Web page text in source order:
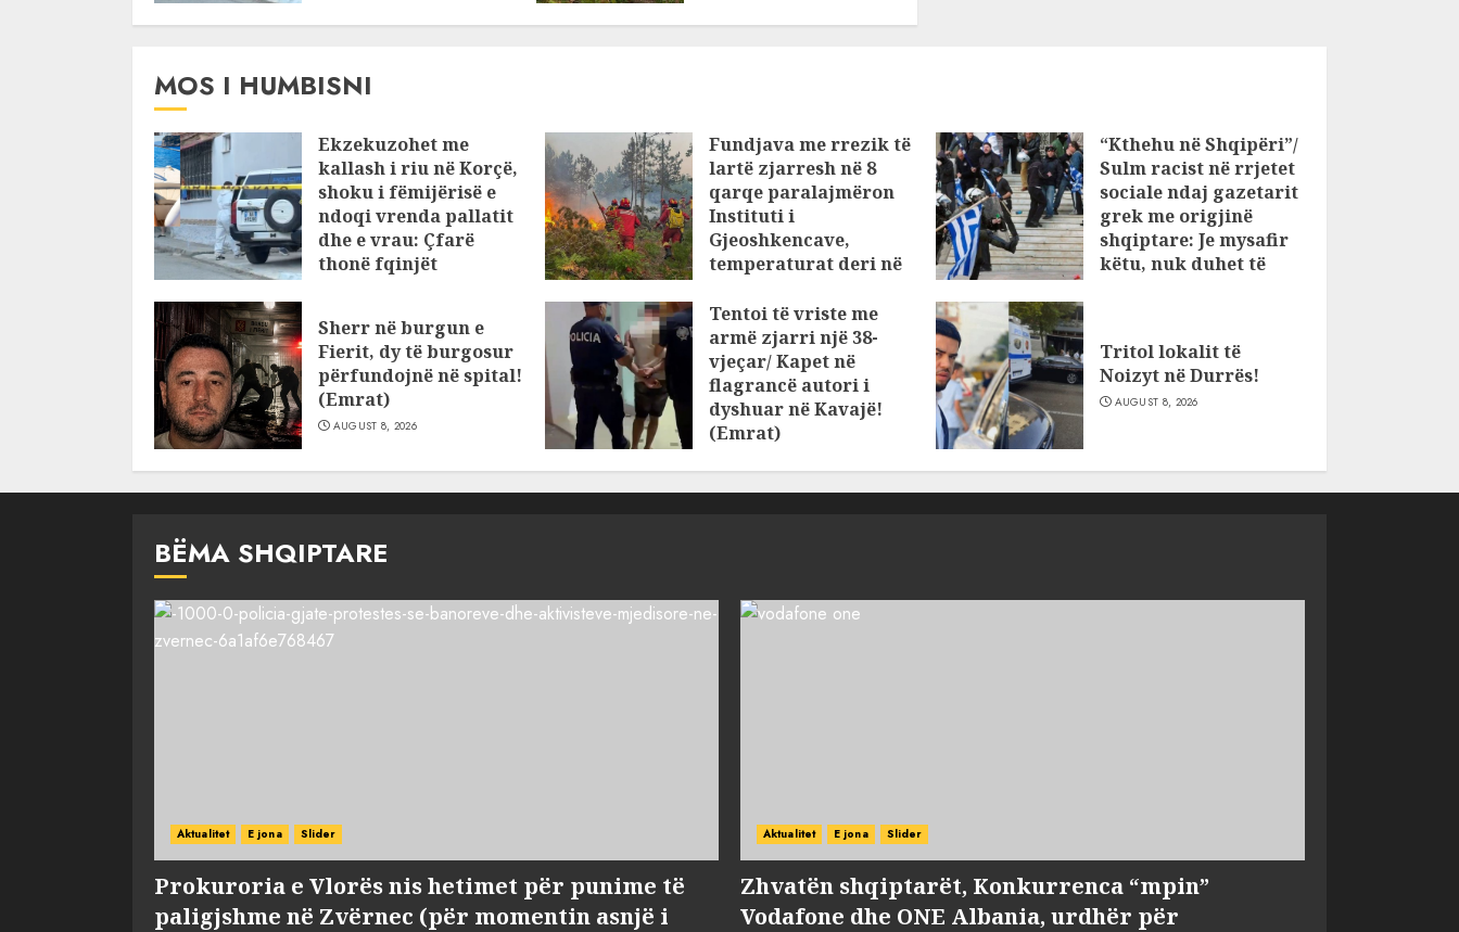
MOS I HUMBISNI
Ekzekuzohet me
kallash i riu në Korçë,
shoku i fëmijërisë e
ndoqi vrenda pallatit
dhe e vrau: Çfarë
thonë fqinjët
Fundjava me rrezik të
lartë zjarresh në 8
qarqe paralajmëron
Instituti i
Gjeoshkencave,
temperaturat deri në
AUGUST 8, 2026
“Kthehu në Shqipëri”/
Sulm racist në rrjetet
sociale ndaj gazetarit
grek me origjinë
shqiptare: Je mysafir
këtu, nuk duhet të
Sherr në burgun e
Fierit, dy të burgosur
përfundojnë në spital!
(Emrat)
AUGUST 8, 2026
Tentoi të vriste me
armë zjarri një 38-
vjeçar/ Kapet në
flagrancë autori i
dyshuar në Kavajë!
(Emrat)
Tritol lokalit të
Noizyt në Durrës!
AUGUST 8, 2026
BËMA SHQIPTARE
Aktualitet E jona Slider
Prokuroria e Vlorës nis hetimet për punime të
paligjshme në Zvërnec (për momentin asnjë i
Aktualitet E jona Slider
Zhvatën shqiptarët, Konkurrenca “mpin”
Vodafone dhe ONE Albania, urdhër për